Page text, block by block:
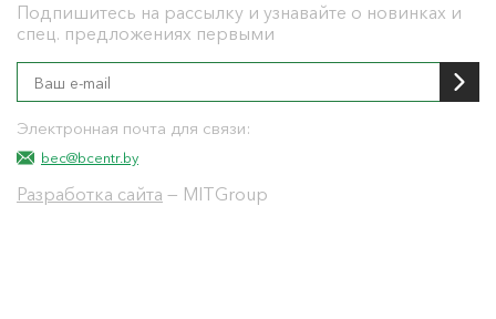
Подпишитесь на рассылку и узнавайте о новинках и
спец. предложениях первыми
Электронная почта для связи:
bec@bcentr.by
Разработка сайта — MITGroup